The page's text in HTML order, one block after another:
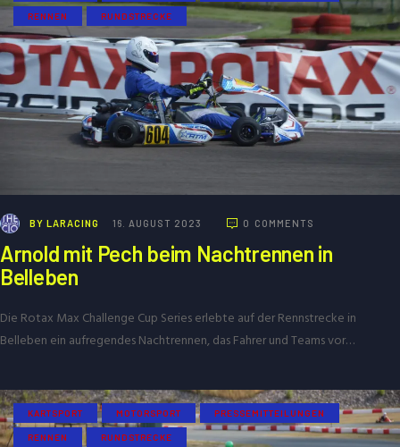
RENNEN RUNDSTRECKE
BY LARACING 16. AUGUST 2023 0 COMMENTS
Arnold mit Pech beim Nachtrennen in
Belleben
Die Rotax Max Challenge Cup Series erlebte auf der Rennstrecke in
Belleben ein aufregendes Nachtrennen, das Fahrer und Teams vor…
KARTSPORT MOTORSPORT PRESSEMITTEILUNGEN
RENNEN RUNDSTRECKE